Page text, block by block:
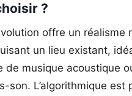
?
offre un réalisme
un lieu existant,
de musique acoustique
son. L’algorithmique est